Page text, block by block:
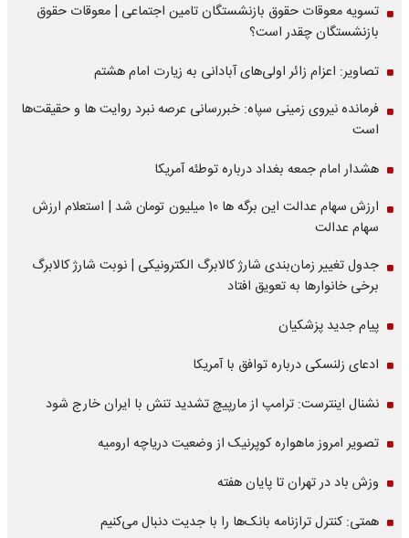
تسویه معوقات حقوق بازنشستگان تامین اجتماعی | معوقات حقوق
بازنشستگان چقدر است؟
تصاویر: اعزام زائر اولی‌های آبادانی به زیارت امام هشتم
فرمانده نیروی زمینی سپاه: خبررسانی عرصه نبرد روایت ها و حقیقت‌ها
است
هشدار امام جمعه بغداد درباره توطئه آمریکا
ارزش سهام عدالت این برگه ها 10 میلیون تومان شد | استعلام ارزش
سهام عدالت
جدول تغییر زمان‌بندی شارژ کالابرگ الکترونیکی | نوبت شارژ کالابرگ
برخی خانوارها به تعویق افتاد
پیام جدید پزشکیان
ادعای زلنسکی درباره توافق با آمریکا
نشنال اینترست: ترامپ از مارپیچ تشدید تنش با ایران خارج شود
تصویر امروز ماهواره کوپرنیک از وضعیت دریاچه ارومیه
وزش باد در تهران تا پایان هفته
همتی: کنترل ترازنامه بانک‌ها را با جدیت دنبال می‌کنیم